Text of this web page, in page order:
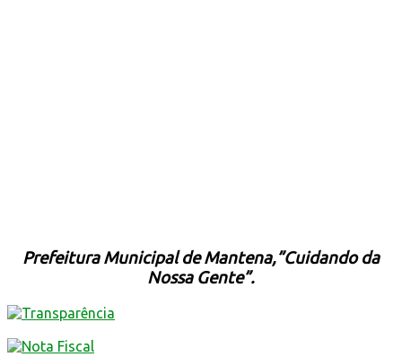
Prefeitura Municipal de Mantena,”Cuidando da
Nossa Gente”.